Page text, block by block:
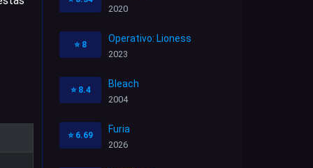
2020
⭐ 8
Operativo: Lioness
2023
⭐ 8.4
Bleach
2004
⭐ 6.69
Furia
2026